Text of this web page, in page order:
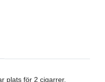
plats för 2 cigarrer.